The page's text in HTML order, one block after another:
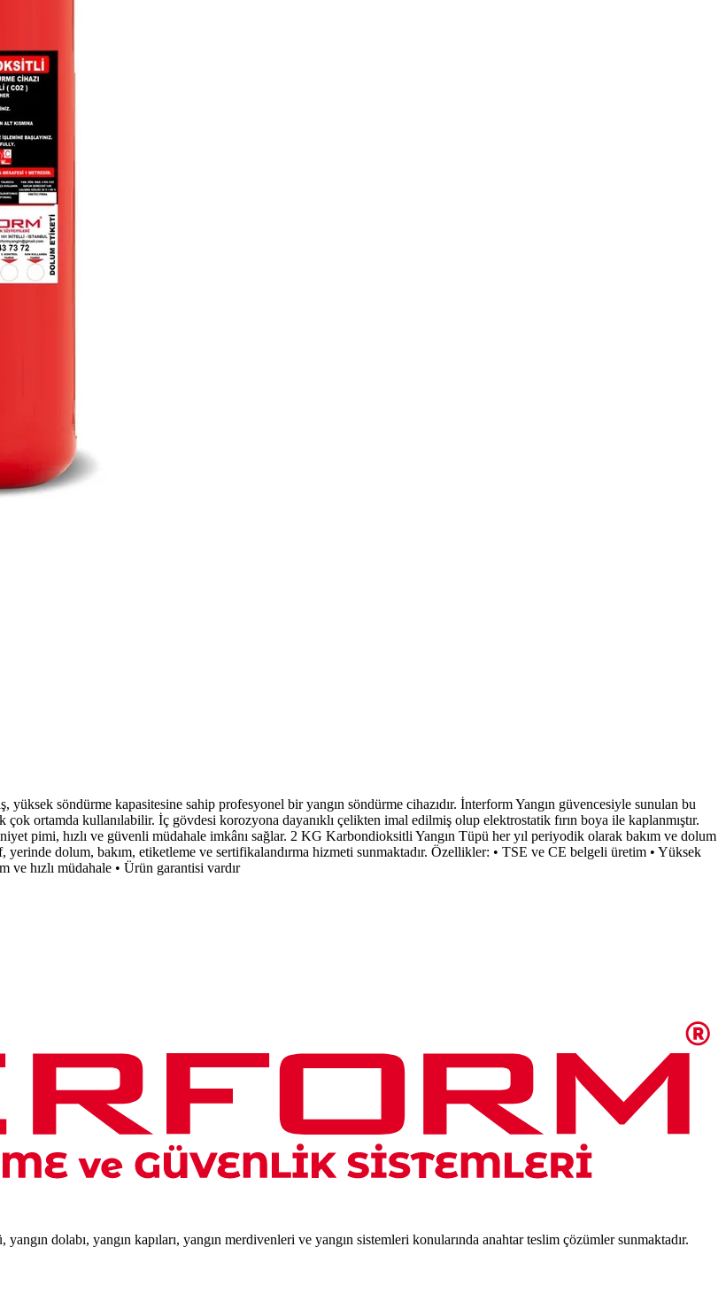
söndürme kapasitesine sahip profesyonel bir yangın söndürme cihazıdır. İnterform Yangın güvencesiyle sunulan bu
ortamda kullanılabilir. İç gövdesi korozyona dayanıklı çelikten imal edilmiş olup elektrostatik fırın boya ile kaplanmıştır.
pimi, hızlı ve güvenli müdahale imkânı sağlar. 2 KG Karbondioksitli Yangın Tüpü her yıl periyodik olarak bakım ve dolum
dolum, bakım, etiketleme ve sertifikalandırma hizmeti sunmaktadır. Özellikler: • TSE ve CE belgeli üretim • Yüksek
ve hızlı müdahale • Ürün garantisi vardır
dolabı, yangın kapıları, yangın merdivenleri ve yangın sistemleri konularında anahtar teslim çözümler sunmaktadır.